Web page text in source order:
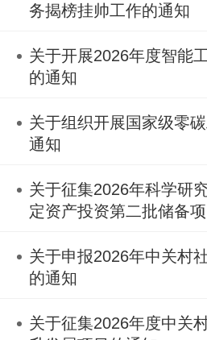
务揭榜挂帅工作的通知
关于开展2026年度智能
的通知
关于组织开展国家级零
通知
关于征集2026年科学研
定资产投资第二批储备
关于申报2026年中关村
的通知
关于征集2026年度中关